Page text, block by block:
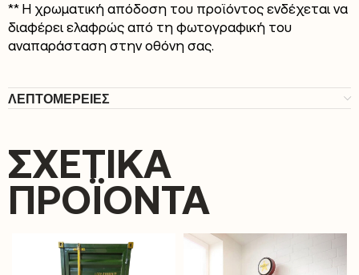
** Η χρωματική απόδοση του προϊόντος ενδέχεται να
διαφέρει ελαφρώς από τη φωτογραφική του
αναπαράσταση στην οθόνη σας.
ΛΕΠΤΟΜΕΡΕΙΕΣ
ΣΧΕΤΙΚΆ
ΠΡΟΪΌΝΤΑ